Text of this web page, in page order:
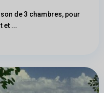
de 3 chambres, pour
et ...